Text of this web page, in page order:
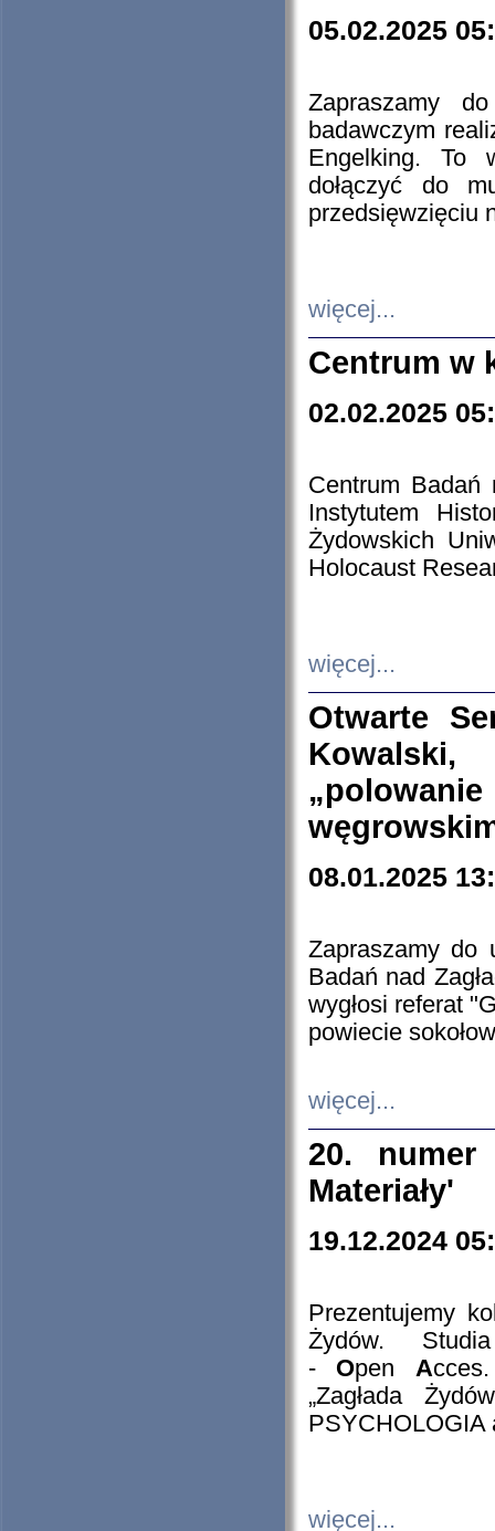
05.02.2025
Zapraszamy
badawczym
Engelking. To
dołączyć do
przedsięwzięciu
więcej...
Centrum w
02.02.2025
Centrum Badań
Instytutem
Żydowskich
Holocaust
więcej...
Otwarte
08.01.2025
Zapraszamy do
Badań nad
wygłosi referat
powiecie
więcej...
20. numer
Materiały'
19.12.2024
Prezentujemy
Żydów.
- Open A
„Zagłada
PSYCHOLOGIA
więcej...